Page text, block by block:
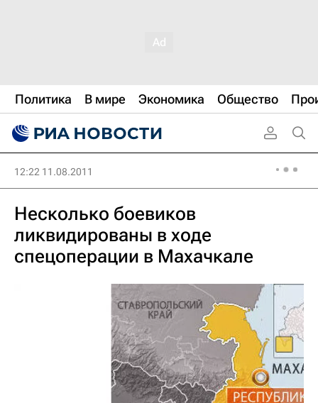
Политика В мире Экономика Общество
12:22 11.08.2011
Несколько боевиков
ликвидированы в ходе
спецоперации в Махачкале